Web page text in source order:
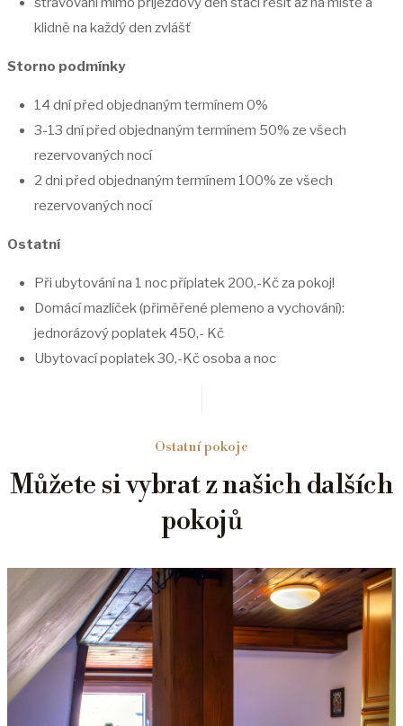
klidně na každý den zvlášť
Storno podmínky
14 dní před objednaným termínem 0%
3-13 dní před objednaným termínem 50% ze všech
rezervovaných nocí
2 dni před objednaným termínem 100% ze všech
rezervovaných nocí
Ostatní
Při ubytování na 1 noc příplatek 200,-Kč za pokoj!
Domácí mazlíček (přiměřené plemeno a vychování):
jednorázový poplatek 450,- Kč
Ubytovací poplatek 30,-Kč osoba a noc
Ostatní pokoje
Můžete si vybrat z našich dalších
pokojů